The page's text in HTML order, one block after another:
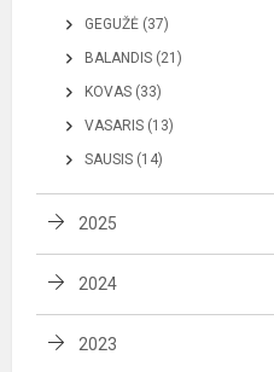
GEGUŽĖ (37)
BALANDIS (21)
KOVAS (33)
VASARIS (13)
SAUSIS (14)
2025
2024
2023